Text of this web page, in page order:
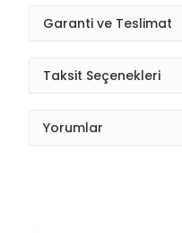
Garanti ve Teslimat
Taksit Seçenekleri
Yorumlar